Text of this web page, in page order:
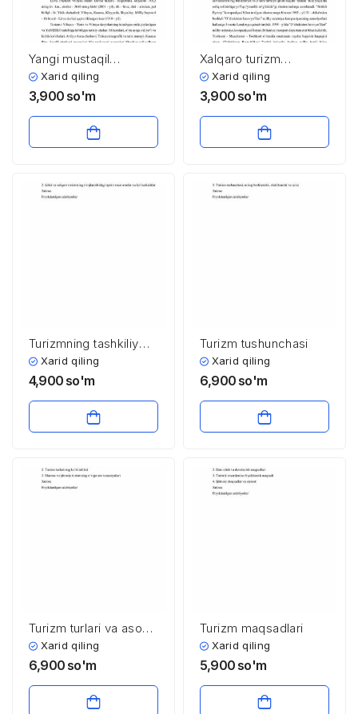
Yangi mustaqil
davlatlar turizm
markazlari
Xarid qiling
3,900 so'm
Xalqaro turizm
markazlari. Yevropa
mamlakatlari turizm
Xarid qiling
3,900 so'm
Turizmning tashkiliy
shakllari va asosiy
katеgoriyalari
Xarid qiling
4,900 so'm
Turizm tushunchasi
Xarid qiling
6,900 so'm
Turizm turlari va asosiy
ko’rinishlari
Xarid qiling
6,900 so'm
Turizm maqsadlari
Xarid qiling
5,900 so'm